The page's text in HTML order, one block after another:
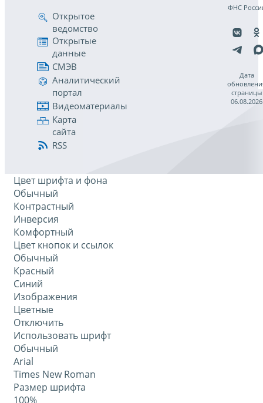
Открытое
ведомство
Открытые
данные
СМЭВ
Аналитический
портал
Видеоматериалы
Карта
сайта
RSS
ФНС
Дата
страницы
06.08.2026
Цвет шрифта и фона
Обычный
Контрастный
Инверсия
Комфортный
Цвет кнопок и ссылок
Обычный
Красный
Синий
Изображения
Цветные
Отключить
Использовать шрифт
Обычный
Arial
Times New Roman
Размер шрифта
100%